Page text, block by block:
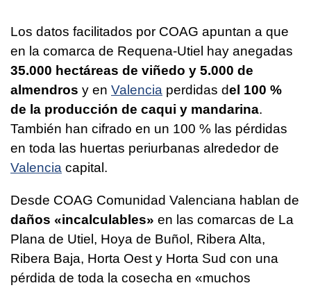
Los datos facilitados por COAG apuntan a que
en la comarca de Requena-Utiel hay anegadas
35.000 hectáreas de viñedo y 5.000 de
almendros y en Valencia perdidas del 100 %
de la producción de caqui y mandarina.
También han cifrado en un 100 % las pérdidas
en toda las huertas periurbanas alrededor de
Valencia capital.
Desde COAG Comunidad Valenciana hablan de
daños «incalculables» en las comarcas de La
Plana de Utiel, Hoya de Buñol, Ribera Alta,
Ribera Baja, Horta Oest y Horta Sud con una
pérdida de toda la cosecha en «muchos